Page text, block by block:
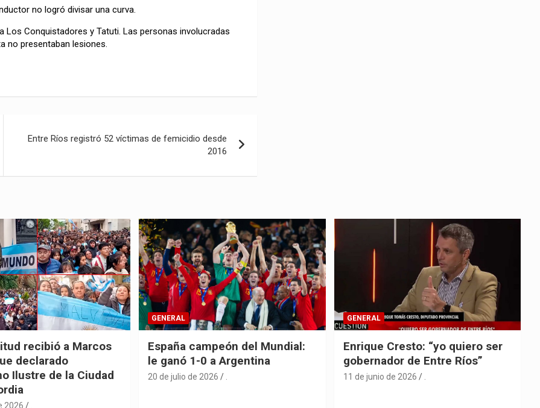
no logró divisar una curva.
Los Conquistadores y Tatuti. Las personas involucradas
no presentaban lesiones.
Entre Ríos registró 52 víctimas de femicidio desde
2016
recibió a Marcos
declarado
Ilustre de la Ciudad
2026
GENERAL
España campeón del Mundial:
le ganó 1-0 a Argentina
20 de julio de 2026 .
GENERAL
Enrique Cresto: “yo quiero ser
gobernador de Entre Ríos”
11 de junio de 2026 .